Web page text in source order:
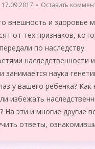
17.09.2017 Оставить
внешность и здоровье
от тех признаков,
по наследству.
наследственности и
занимается наука
у вашего ребенка? Как
избежать
На эти и многие другие
ответы,